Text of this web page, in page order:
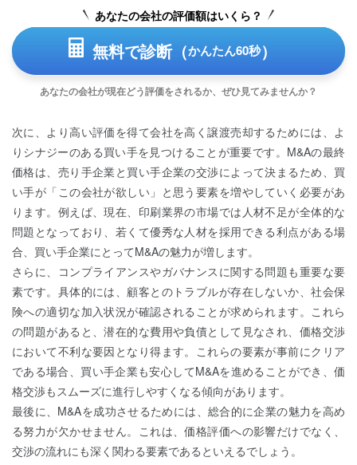
あなたの会社の評価額はいくら？
無料で診断（かんたん60秒）
あなたの会社が現在どう評価をされるか、ぜひ見てみませんか？
次に、より高い評価を得て会社を高く譲渡売却するためには、よ
りシナジーのある買い手を見つけることが重要です。M&Aの最終
価格は、売り手企業と買い手企業の交渉によって決まるため、買
い手が「この会社が欲しい」と思う要素を増やしていく必要があ
ります。例えば、現在、印刷業界の市場では人材不足が全体的な
問題となっており、若くて優秀な人材を採用できる利点がある場
合、買い手企業にとってM&Aの魅力が増します。
さらに、コンプライアンスやガバナンスに関する問題も重要な要
素です。具体的には、顧客とのトラブルが存在しないか、社会保
険への適切な加入状況が確認されることが求められます。これら
の問題があると、潜在的な費用や負債として見なされ、価格交渉
において不利な要因となり得ます。これらの要素が事前にクリア
である場合、買い手企業も安心してM&Aを進めることができ、価
格交渉もスムーズに進行しやすくなる傾向があります。
最後に、M&Aを成功させるためには、総合的に企業の魅力を高め
る努力が欠かせません。これは、価格評価への影響だけでなく、
交渉の流れにも深く関わる要素であるといえるでしょう。